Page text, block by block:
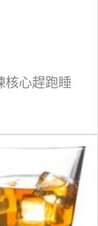
核心趕跑睡